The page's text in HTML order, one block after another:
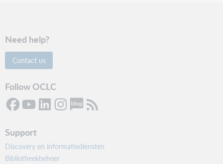
Need help?
Contact us
Follow OCLC
Support
Discovery en informatiediensten
Bibliotheekbeheer